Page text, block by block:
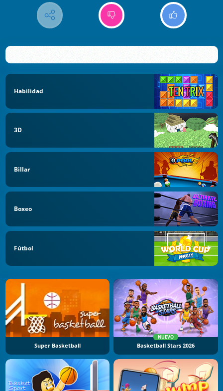
Habilidad
3D
Billar
Boxeo
Fútbol
Super Basketball
NUEVO
Basketball Stars 2026